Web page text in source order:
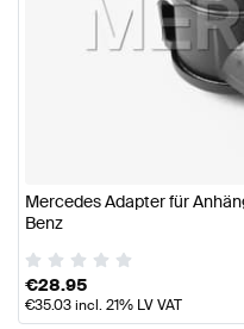
Mercedes Adapter für
Benz
€28.95
€35.03incl. 21% LV VAT